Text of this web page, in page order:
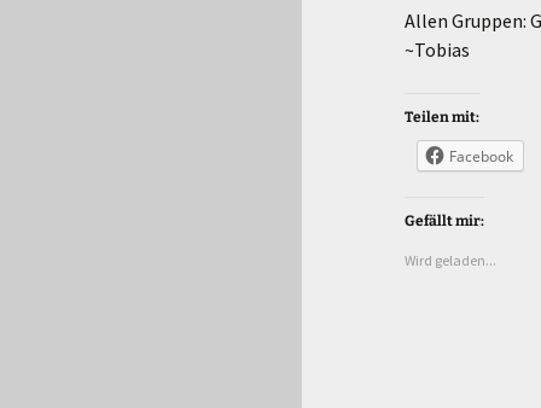
Allen Gruppen:
~Tobias
Teilen mit:
Facebook
Gefällt mir:
Wird geladen...